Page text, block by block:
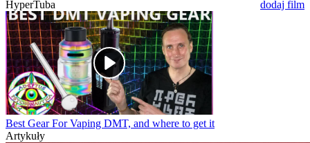
HyperTuba
dodaj film
Best Gear For Vaping DMT, and where to get it
Artykuły